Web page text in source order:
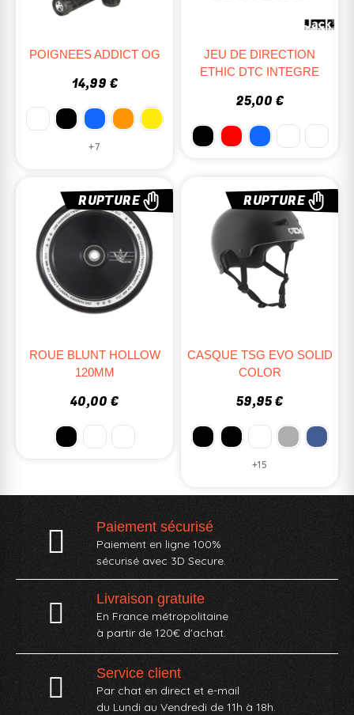
POIGNEES ADDICT OG
14,99 €
+7
JEU DE DIRECTION
ETHIC DTC INTEGRE
25,00 €
RUPTURE
ROUE BLUNT HOLLOW
120MM
40,00 €
RUPTURE
CASQUE TSG EVO SOLID
COLOR
59,95 €
+15
Paiement sécurisé
Paiement en ligne 100%
sécurisé avec 3D Secure.
Livraison gratuite
En France métropolitaine
à partir de 120€ d'achat.
Service client
Par chat en direct et e-mail
du Lundi au Vendredi de 11h à 18h.